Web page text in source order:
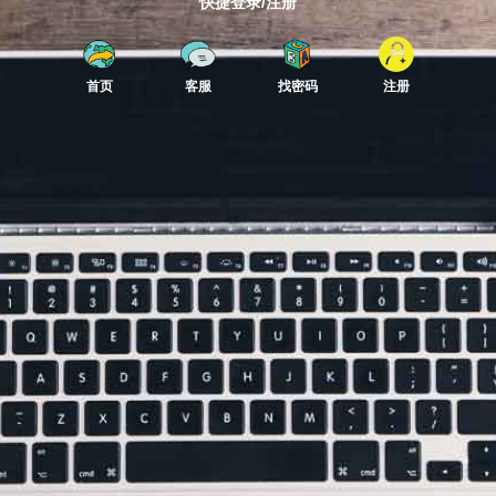
首页 客服 找密码 注册